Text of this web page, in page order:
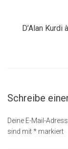
D’Alan
Schreibe
Deine E-Mail-
sind mit* markiert